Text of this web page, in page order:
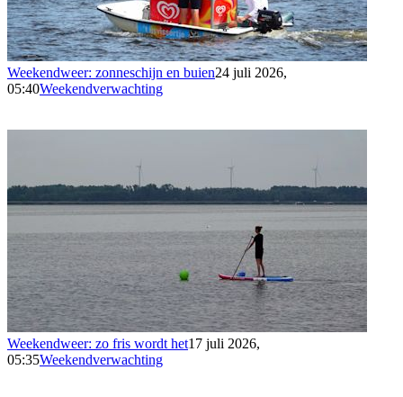
Weekendweer: zonneschijn en buien24 juli 2026,
05:40Weekendverwachting
Weekendweer: zo fris wordt het17 juli 2026,
05:35Weekendverwachting